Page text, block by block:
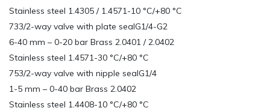
Stainless steel 1.4305 / 1.4571-10 °C/+80 °C
733/2-way valve with plate sealG1/4-G2
6-40 mm – 0-20 bar Brass 2.0401 / 2.0402
Stainless steel 1.4571-30 °C/+80 °C
753/2-way valve with nipple sealG1/4
1-5 mm – 0-40 bar Brass 2.0402
Stainless steel 1.4408-10 °C/+80 °C